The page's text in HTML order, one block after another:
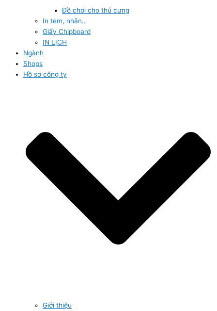
Đồ chơi cho thú cưng
In tem, nhãn..
Giấy Chipboard
IN LỊCH
Ngành
Shops
Hồ sơ công ty
Giới thiệu